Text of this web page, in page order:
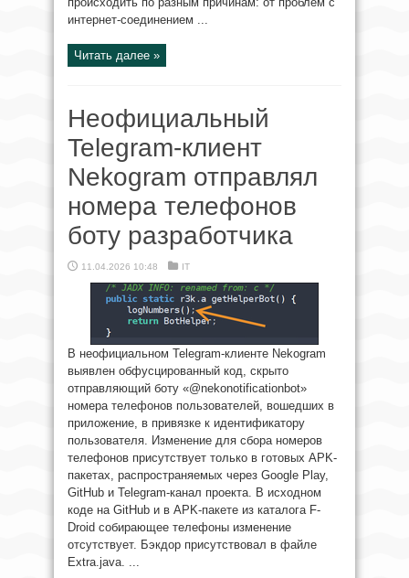
интернет-соединением ...
Читать далее »
Неофициальный
Telegram-клиент
Nekogram отправлял
номера телефонов
боту разработчика
11.04.2026 10:48 IT
В неофициальном Telegram-клиенте Nekogram
выявлен обфусцированный код, скрыто
отправляющий боту «@nekonotificationbot»
номера телефонов пользователей, вошедших в
приложение, в привязке к идентификатору
пользователя. Изменение для сбора номеров
телефонов присутствует только в готовых APK-
пакетах, распространяемых через Google Play,
GitHub и Telegram-канал проекта. В исходном
коде на GitHub и в APK-пакете из каталога F-
Droid собирающее телефоны изменение
отсутствует. Бэкдор присутствовал в файле
Extra.java. ...